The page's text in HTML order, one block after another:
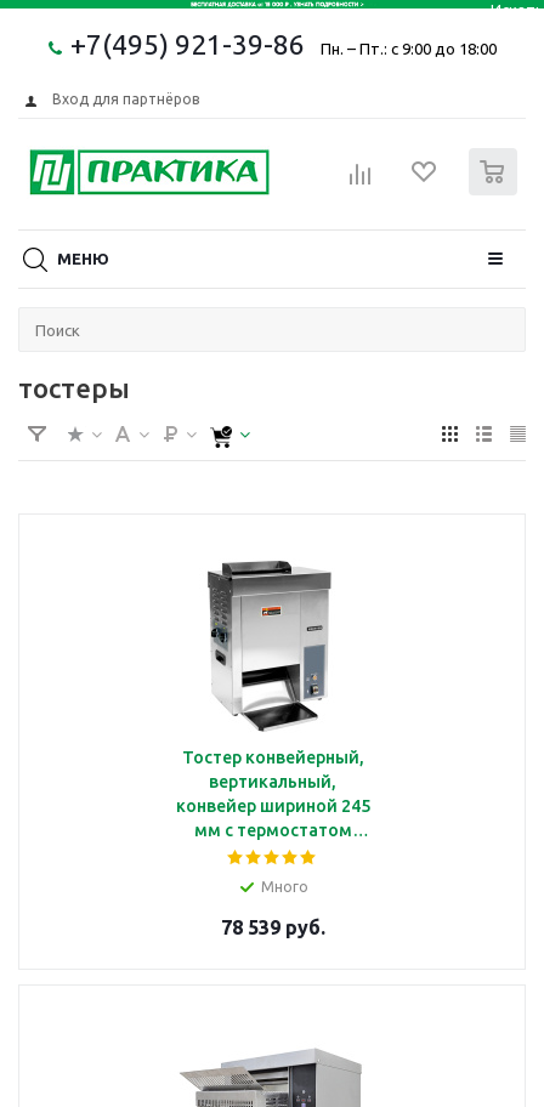
+7(495) 921-39-86 Пн. – Пт.: с 9:00 до 18:00
Вход для партнёров
МЕНЮ
тостеры
Тостер конвейерный,
вертикальный,
конвейер шириной 245
мм с термостатом
внутри корпуса Kocateq
TT Robo260 M
Много
78 539 руб.